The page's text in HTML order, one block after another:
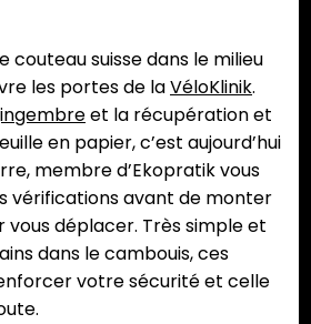
couteau suisse dans le milieu
les portes de laVéloKlinik.
et la récupération et
en papier, c’est aujourd’hui
membre d’Ekopratik vous
vérifications avant de monter
vous déplacer. Très simple et
dans le cambouis, ces
votre sécurité et celle